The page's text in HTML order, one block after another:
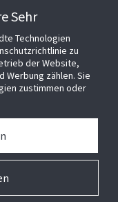
Sehr
Technologien
zu
der Website,
zählen. Sie
zustimmen oder